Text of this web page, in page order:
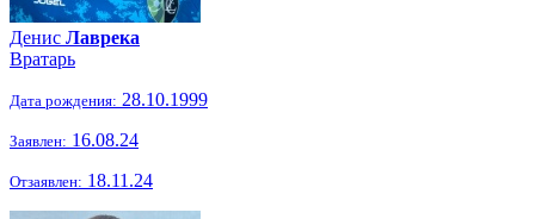
Денис Лаврека
Вратарь
Дата рождения: 28.10.1999
Заявлен: 16.08.24
Отзаявлен: 18.11.24